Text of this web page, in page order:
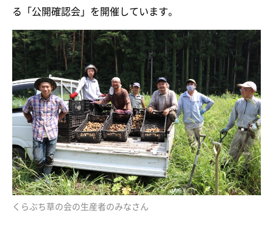
る「公開確認会」を開催しています。
くらぶち草の会の生産者のみなさん